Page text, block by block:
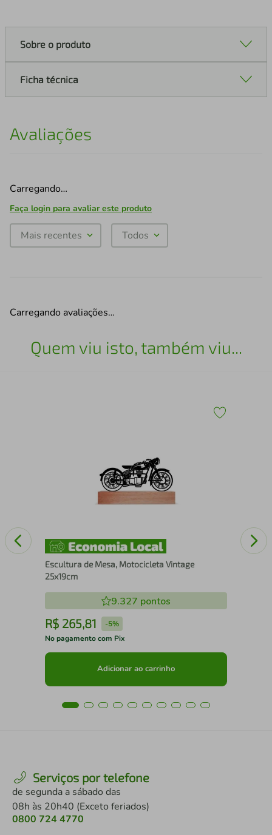
Sobre o produto
Ficha técnica
Avaliações
Carregando…
Faça login para avaliar este produto
Mais recentes Todos
Carregando avaliações…
Quem viu isto, também viu...
Escultura de Mesa, Motocicleta Vintage
25x19cm
9.327 pontos
R$ 265,81 -5%
No pagamento com Pix
Adicionar ao carrinho
Serviços por telefone
de segunda a sábado das
08h às 20h40 (Exceto feriados)
0800 724 4770